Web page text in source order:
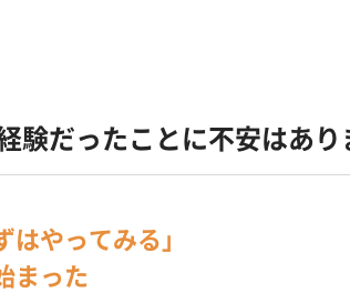
験だったことに不安はあり
やってみる」
まった